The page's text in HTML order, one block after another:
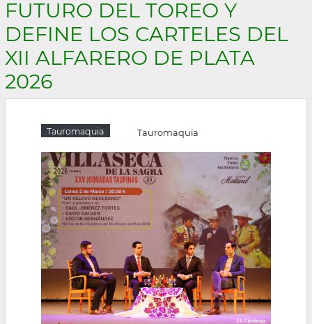
ayuda
a
la
navegación
FUTURO DEL TOREO Y
DEFINE LOS CARTELES DEL
XII ALFARERO DE PLATA
2026
Tauromaquia Tauromaquia